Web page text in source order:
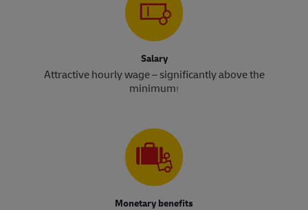
Salary
Attractive hourly wage – significantly above the
minimum!​​​​​​​
Monetary benefits